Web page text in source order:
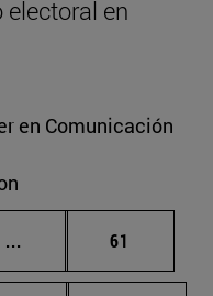
electoral en
en Comunicación
... Páginas intermedias
Página
61